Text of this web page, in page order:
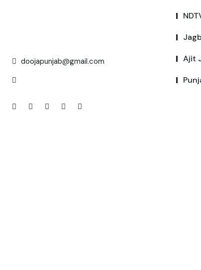
doojapunjab@gmail.com Ajit